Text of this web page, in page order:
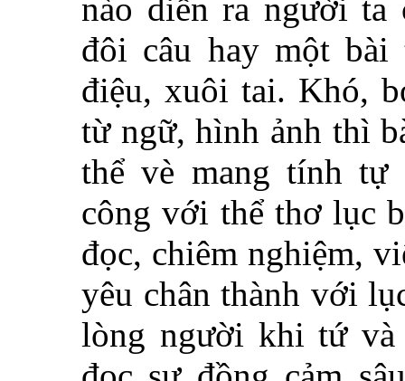
nào diễn ra người ta
đôi câu hay một
điệu, xuôi tai. Khó,
từ ngữ, hình ảnh thì
thể vè mang tính
công với thể thơ lục
đọc, chiêm nghiệm,
yêu chân thành với
lòng người khi tứ